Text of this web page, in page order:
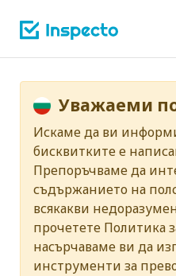
Уважаеми
Искаме да ви
бисквитките е
Препоръчваме да
съдържанието на
всякакви
прочетете Политика
насърчаваме ви да
инструменти за